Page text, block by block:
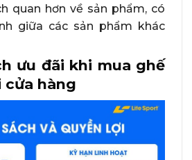
quan hơn về sản phẩm, có
giữa các sản phẩm khác
ưu đãi khi mua ghế
cửa hàng